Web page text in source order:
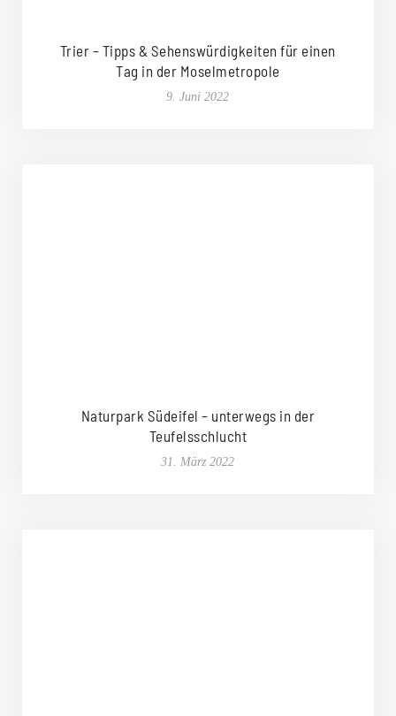
Trier – Tipps & Sehenswürdigkeiten für einen
Tag in der Moselmetropole
9. Juni 2022
Naturpark Südeifel – unterwegs in der
Teufelsschlucht
31. März 2022